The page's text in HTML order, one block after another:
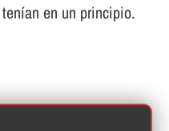
en un principio.